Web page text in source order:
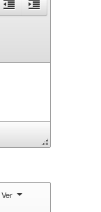
Ver